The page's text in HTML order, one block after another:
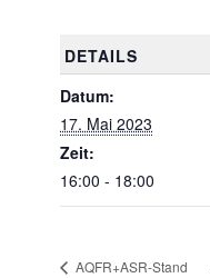
DETAILS
Datum:
17. Mai 2023
Zeit:
16:00 - 18:00
AQFR+ASR-Stand